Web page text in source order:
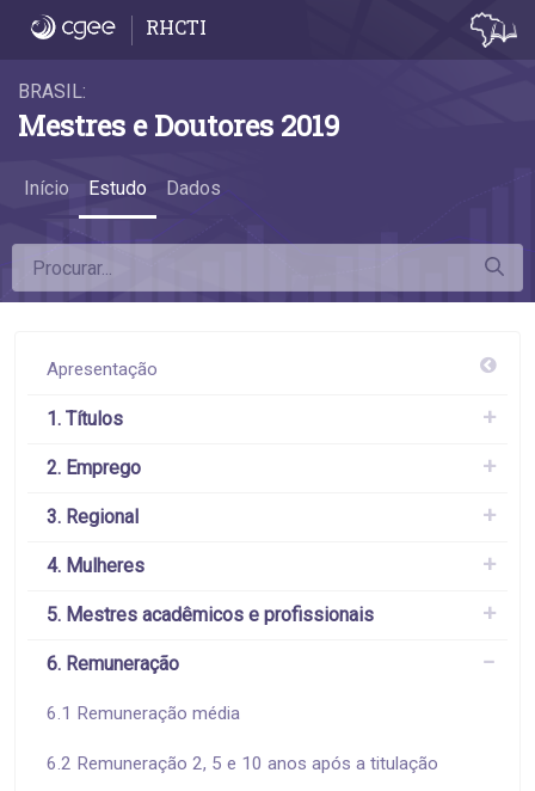
6.9 Remuneração de mestres
RHCTI
BRASIL:
Mestres e Doutores 2019
Início Estudo Dados
Apresentação
1. Títulos
2. Emprego
3. Regional
4. Mulheres
5. Mestres acadêmicos e profissionais
6. Remuneração
6.1 Remuneração média
6.2 Remuneração 2, 5 e 10 anos após a titulação